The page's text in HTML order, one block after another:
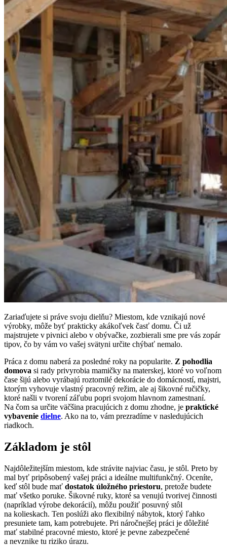
Zariaďujete si práve svoju dielňu? Miestom, kde vznikajú nové
výrobky, môže byť prakticky akákoľvek časť domu. Či už
majstrujete v pivnici alebo v obývačke, zozbierali sme pre vás zopár
tipov, čo by vám vo vašej svätyni určite chýbať nemalo.
Práca z domu naberá za posledné roky na popularite. Z pohodlia
domova si rady privyrobia mamičky na materskej, ktoré vo voľnom
čase šijú alebo vyrábajú roztomilé dekorácie do domácností, majstri,
ktorým vyhovuje vlastný pracovný režim, ale aj šikovné ručičky,
ktoré našli v tvorení záľubu popri svojom hlavnom zamestnaní.
Na čom sa určite väčšina pracujúcich z domu zhodne, je praktické
vybavenie dielne. Ako na to, vám prezradíme v nasledujúcich
riadkoch.
Základom je stôl
Najdôležitejším miestom, kde strávite najviac času, je stôl. Preto by
mal byť pripôsobený vašej práci a ideálne multifunkčný. Oceníte,
keď stôl bude mať dostatok úložného priestoru, pretože budete
mať všetko poruke. Šikovné ruky, ktoré sa venujú tvorivej činnosti
(napríklad výrobe dekorácií), môžu použiť posuvný stôl
na kolieskach. Ten poslúži ako flexibilný nábytok, ktorý ľahko
presuniete tam, kam potrebujete. Pri náročnejšej práci je dôležité
mať stabilné pracovné miesto, ktoré je pevne zabezpečené
a nevznike tu riziko úrazu.